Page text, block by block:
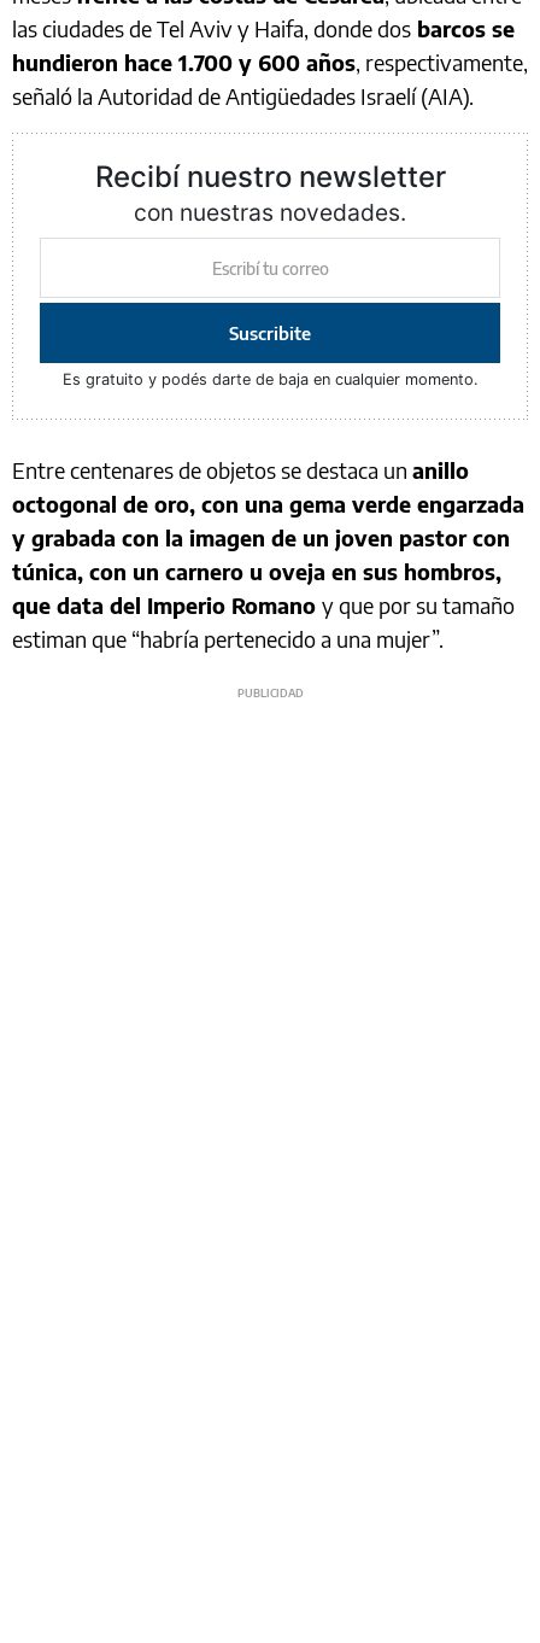
las ciudades de Tel Aviv y Haifa, donde dos barcos se
hundieron hace 1.700 y 600 años, respectivamente,
señaló la Autoridad de Antigüedades Israelí (AIA).
Recibí nuestro newsletter
con nuestras novedades.
Suscribite
Es gratuito y podés darte de baja en cualquier momento.
Entre centenares de objetos se destaca un anillo
octogonal de oro, con una gema verde engarzada
y grabada con la imagen de un joven pastor con
túnica, con un carnero u oveja en sus hombros,
que data del Imperio Romano y que por su tamaño
estiman que “habría pertenecido a una mujer”.